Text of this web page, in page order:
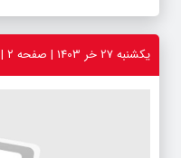
یکشنبه 27 خر 1403 | صفحه ۲ | سیاست روز